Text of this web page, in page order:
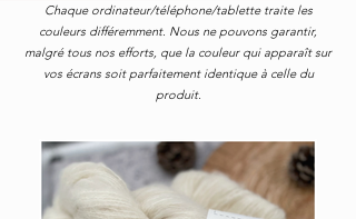
Chaque ordinateur/téléphone/tablette traite les
couleurs différemment. Nous ne pouvons garantir,
malgré tous nos efforts, que la couleur qui apparaît sur
vos écrans soit parfaitement identique à celle du
produit.